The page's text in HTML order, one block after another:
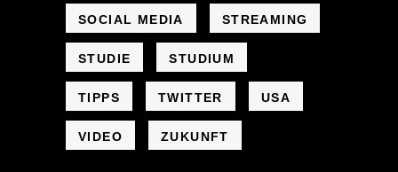
SOCIAL MEDIA STREAMING
STUDIE STUDIUM
TIPPS TWITTER USA
VIDEO ZUKUNFT